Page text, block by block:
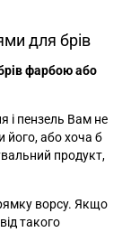
для брів
фарбою або
і пензель Вам не
його, або хоча б
продукт,
ворсу. Якщо
такого